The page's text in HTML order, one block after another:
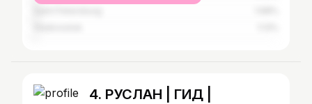
4. РУСЛАН | ГИД |